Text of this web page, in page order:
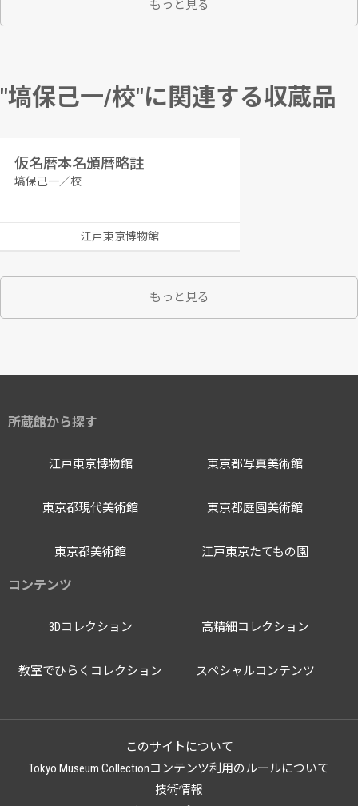
もっと見る
"塙保己一/校"に関連する収蔵品
仮名暦本名頒暦略註
塙保己一／校
江戸東京博物館
もっと見る
所蔵館から探す
江戸東京博物館
江戸東京たてもの園
東京都写真美術館
東京都現代美術館 東京都庭園美術館
東京都美術館
コンテンツ
3Dコレクション 高精細コレクション
教室でひらくコレクション スペシャルコンテンツ
このサイトについて
Tokyo Museum Collectionコンテンツ利用のルールについて
技術情報